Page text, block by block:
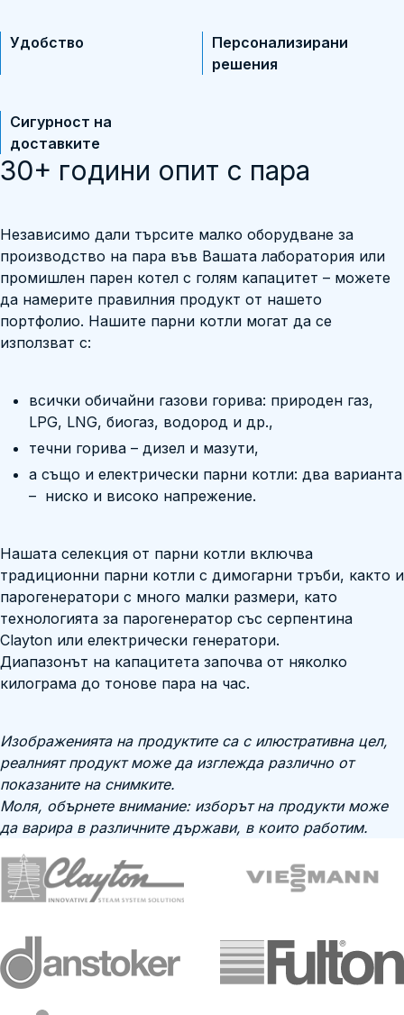
Удобство
Персонализирани
решения
Сигурност на
доставките
30+ години опит с пара
Независимо дали търсите малко оборудване за
производство на пара във Вашата лаборатория или
промишлен парен котел с голям капацитет – можете
да намерите правилния продукт от нашето
портфолио. Нашите парни котли могат да се
използват с:
всички обичайни газови горива: природен газ,
LPG, LNG, биогаз, водород и др.,
течни горива – дизел и мазути,
а също и електрически парни котли: два варианта
– ниско и високо напрежение.
Нашата селекция от парни котли включва
традиционни парни котли с димогарни тръби, както и
парогенератори с много малки размери, като
технологията за парогенератор със серпентина
Clayton или електрически генератори.
Диапазонът на капацитета започва от няколко
килограма до тонове пара на час.
Изображенията на продуктите са с илюстративна цел,
реалният продукт може да изглежда различно от
показаните на снимките.
Моля, обърнете внимание: изборът на продукти може
да варира в различните държави, в които работим.